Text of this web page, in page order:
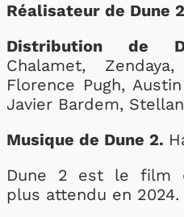
Réalisateur de Dune
Distribution de
Chalamet,
Florence Pugh,
Javier Bardem,
Musique de Dune 2.
Dune 2 est le film
plus attendu en 2024.